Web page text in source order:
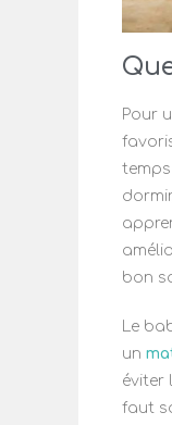
Pour
bon
Le
un
éviter
faut